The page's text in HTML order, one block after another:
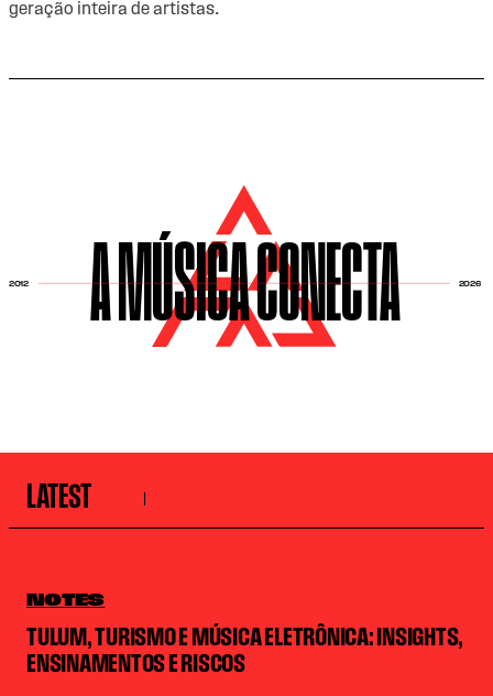
geração inteira de artistas.
A MÚSICA CONECTA
2012 2026
LATEST
NOTES
TULUM, TURISMO E MÚSICA ELETRÔNICA: INSIGHTS,
ENSINAMENTOS E RISCOS